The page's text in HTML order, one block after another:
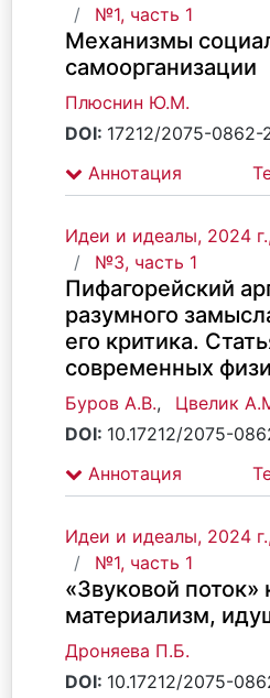
№1, часть 1
Механизмы
самоорганизации
Плюснин Ю.М.
DOI: 17212/2075-0862-
Аннотация
Идеи и идеалы, 2024
№3, часть 1
Пифагорейский
разумного
его критика.
современных
Буров А.В.,
Цвелик
DOI: 10.17212/2075-
Аннотация
Идеи и идеалы, 2024
№1, часть 1
«Звуковой поток»
материализм,
Дроняева П.Б.
DOI: 10.17212/2075-